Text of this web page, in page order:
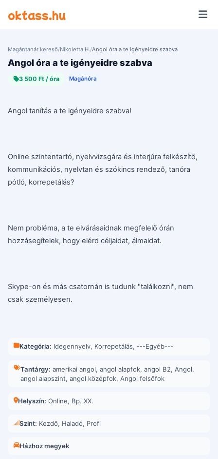
oktass.hu
Magántanár kereső/Nikoletta H./Angol óra a te igényeidre szabva
Angol óra a te igényeidre szabva
3 500 Ft / óra Magánóra
Angol tanítás a te igényeidre szabva!
Online szintentartó, nyelvvizsgára és interjúra felkészítő,
kommunikációs, nyelvtan és szókincs rendező, tanóra
pótló, korrepetálás?
Nem probléma, a te elvárásaidnak megfelelő órán
hozzásegítelek, hogy elérd céljaidat, álmaidat.
Skype-on és más csatornán is tudunk "találkozni", nem
csak személyesen.
Kategória: Idegennyelv, Korrepetálás, ---Egyéb---
Tantárgy: amerikai angol, angol alapfok, angol B2, Angol,
angol alapszint, angol középfok, Angol felsőfok
Helyszín: Online, Bp. XX.
Szint: Kezdő, Haladó, Profi
Házhoz megyek